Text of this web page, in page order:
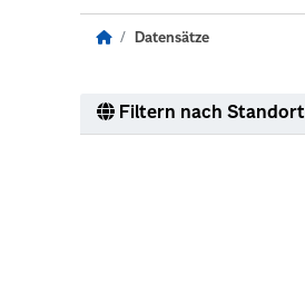
Datensätze
Filtern nach Standort